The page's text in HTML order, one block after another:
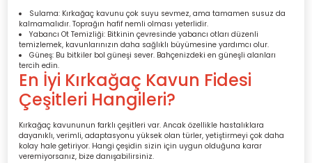
Sulama: Kırkağaç kavunu çok suyu sevmez, ama tamamen susuz da
kalmamalıdır. Toprağın hafif nemli olması yeterlidir.
Yabancı Ot Temizliği: Bitkinin çevresinde yabancı otları düzenli
temizlemek, kavunlarınızın daha sağlıklı büyümesine yardımcı olur.
Güneş: Bu bitkiler bol güneşi sever. Bahçenizdeki en güneşli alanları
tercih edin.
En İyi Kırkağaç Kavun Fidesi
Çeşitleri Hangileri?
Kırkağaç kavununun farklı çeşitleri var. Ancak özellikle hastalıklara
dayanıklı, verimli, adaptasyonu yüksek olan türler, yetiştirmeyi çok daha
kolay hale getiriyor. Hangi çeşidin sizin için uygun olduğuna karar
veremiyorsanız, bize danışabilirsiniz.